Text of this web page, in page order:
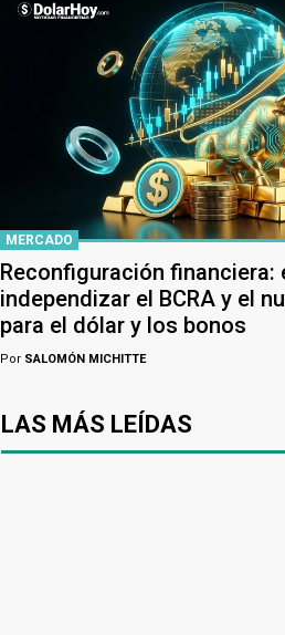
MERCADO
Reconfiguración financiera:
independizar el BCRA y el
para el dólar y los bonos
Por SALOMÓN MICHITTE
LAS MÁS LEÍDAS